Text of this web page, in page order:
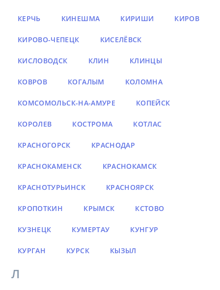
КЕРЧЬ КИНЕШМА КИРИШИ КИРОВ
КИРОВО-ЧЕПЕЦК КИСЕЛЁВСК
КИСЛОВОДСК КЛИН КЛИНЦЫ
КОВРОВ КОГАЛЫМ КОЛОМНА
КОМСОМОЛЬСК-НА-АМУРЕ КОПЕЙСК
КОРОЛЕВ КОСТРОМА КОТЛАС
КРАСНОГОРСК КРАСНОДАР
КРАСНОКАМЕНСК КРАСНОКАМСК
КРАСНОТУРЬИНСК КРАСНОЯРСК
КРОПОТКИН КРЫМСК КСТОВО
КУЗНЕЦК КУМЕРТАУ КУНГУР
КУРГАН КУРСК КЫЗЫЛ
Л